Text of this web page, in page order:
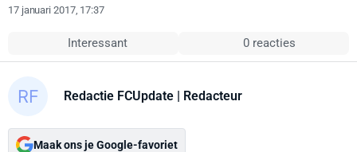
17 januari 2017, 17:37
Interessant 0 reacties
Redactie FCUpdate | Redacteur
Maak ons je Google-favoriet